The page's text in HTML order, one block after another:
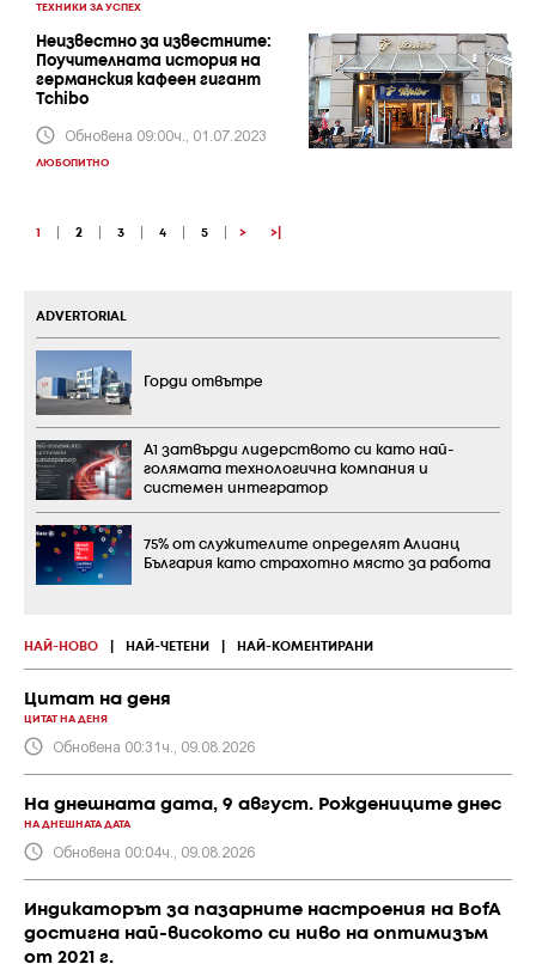
ТЕХНИКИ ЗА УСПЕХ
Неизвестно за известните:
Поучителната история на
германския кафеен гигант
Tchibo
Обновена 09:00ч., 01.07.2023
ЛЮБОПИТНО
1 2 3 4 5 > >|
НАЙ-НОВО НАЙ-ЧЕТЕНИ НАЙ-КОМЕНТИРАНИ
Цитат на деня
ЦИТАТ НА ДЕНЯ
Обновена 00:31ч., 09.08.2026
На днешната дата, 9 август. Рождениците днес
НА ДНЕШНАТА ДАТА
Обновена 00:04ч., 09.08.2026
Индикаторът за пазарните настроения на BofA
достигна най-високото си ниво на оптимизъм
от 2021 г.
ADVERTORIAL
Горди отвътре
А1 затвърди лидерството си като най-
голямата технологична компания и
системен интегратор
75% от служителите определят Алианц
България като страхотно място за работа